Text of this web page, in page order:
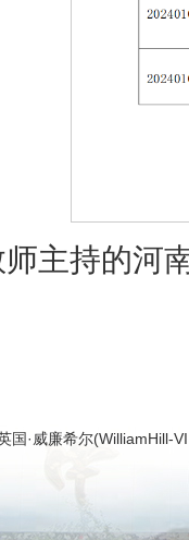
主持的河
国·威廉希尔(WilliamHill-